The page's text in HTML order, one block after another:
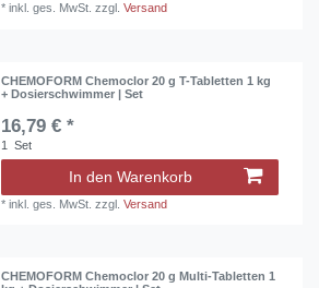
*inkl. ges. MwSt. zzgl.Versand
CHEMOFORM Chemoclor 20 g T-Tabletten 1 kg
+ Dosierschwimmer | Set
16,79 € *
1 Set
In den Warenkorb
*inkl. ges. MwSt. zzgl.Versand
CHEMOFORM Chemoclor 20 g Multi-Tabletten 1